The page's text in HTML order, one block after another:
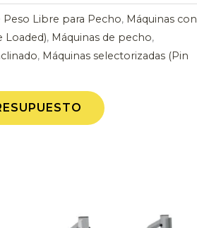
Peso Libre para Pecho, Máquinas con
Loaded), Máquinas de pecho,
, Máquinas selectorizadas (Pin